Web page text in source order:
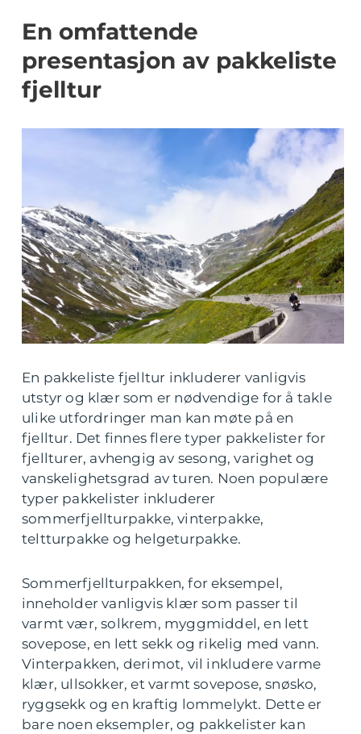
En omfattende
presentasjon av pakkeliste
fjelltur
En pakkeliste fjelltur inkluderer vanligvis
utstyr og klær som er nødvendige for å takle
ulike utfordringer man kan møte på en
fjelltur. Det finnes flere typer pakkelister for
fjellturer, avhengig av sesong, varighet og
vanskelighetsgrad av turen. Noen populære
typer pakkelister inkluderer
sommerfjellturpakke, vinterpakke,
teltturpakke og helgeturpakke.
Sommerfjellturpakken, for eksempel,
inneholder vanligvis klær som passer til
varmt vær, solkrem, myggmiddel, en lett
sovepose, en lett sekk og rikelig med vann.
Vinterpakken, derimot, vil inkludere varme
klær, ullsokker, et varmt sovepose, snøsko,
ryggsekk og en kraftig lommelykt. Dette er
bare noen eksempler, og pakkelister kan